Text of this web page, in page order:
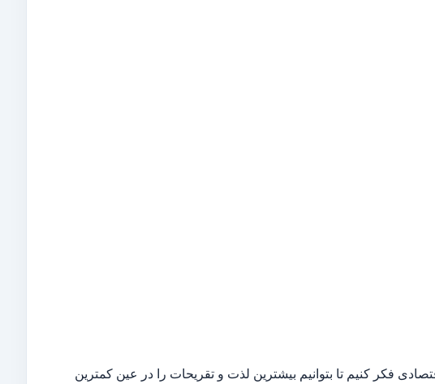
هوشمندانه است که برای تورهای نوروز 1402، هم اقتصادی فکر کنیم تا بتوانیم بیشترین لذت و تقریحات را در عین کمترین